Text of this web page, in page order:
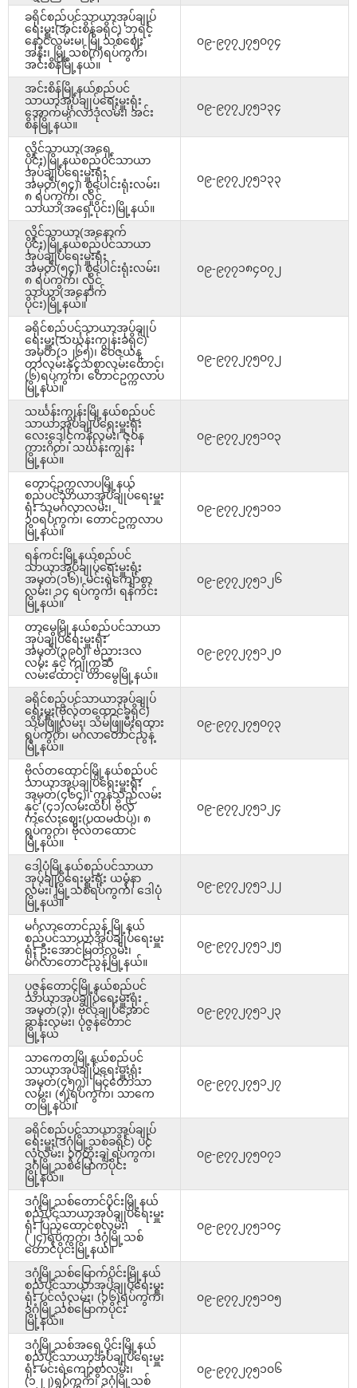
ခရိုင်စည်ပင်သာယာအုပ်ချုပ်
ရေးမှူး(အင်းစိန်ခရိုင်) ဘုရင့်
နောင်လမ်းမ၊ မြို့သစ်ဈေး
အနီး၊ မြို့သစ်(ဂ)ရပ်ကွက်၊
အင်းစိန်မြို့နယ်။
၀၉-၉၇၇၂၇၅၀၇၄
အင်းစိန်မြို့နယ်စည်ပင်
သာယာအုပ်ချုပ်ရေးမှူးရုံး
အောက်မင်္ဂလာဒုံလမ်း၊ အင်း
စိန်မြို့နယ်။
၀၉-၉၇၇၂၇၅၁၃၄
လှိုင်သာယာ(အရှေ့
ပိုင်း)မြို့နယ်စည်ပင်သာယာ
အုပ်ချုပ်ရေးမှူးရုံး
အမှတ်(၅၄)၊ စုပေါင်းရုံးလမ်း၊
၈ ရပ်ကွက်၊ လှိုင်
သာယာ(အရှေ့ပိုင်း)မြို့နယ်။
၀၉-၉၇၇၂၇၅၁၃၃
လှိုင်သာယာ(အနောက်
ပိုင်း)မြို့နယ်စည်ပင်သာယာ
အုပ်ချုပ်ရေးမှူးရုံး
အမှတ်(၅၄)၊ စုပေါင်းရုံးလမ်း၊
၈ ရပ်ကွက်၊ လှိုင်
သာယာ(အနောက်
ပိုင်း)မြို့နယ်။
၀၉-၉၇၇၁၈၄၀၇၂
ခရိုင်စည်ပင်သာယာအုပ်ချုပ်
ရေးမှူး(သင်္ဃန်းကျွန်းခရိုင်)
အမှတ်(၁၂၆၅)၊ ဝေဇယန္
တာလမ်းနှင့်သစ္စာလမ်းထောင့်၊
(၆)ရပ်ကွက်၊ တောင်ဥက္ကလာပ
မြို့နယ်။
၀၉-၉၇၇၂၇၅၀၇၂
သင်္ဃန်းကျွန်းမြို့နယ်စည်ပင်
သာယာအုပ်ချုပ်ရေးမှူးရုံး
လေးဒေါင့်ကန်လမ်း၊ ဇဝန
ကားဂိတ်၊ သင်္ဃန်းကျွန်း
မြို့နယ်။
၀၉-၉၇၇၂၇၅၁၀၃
တောင်ဥက္ကလာပမြို့နယ်
စည်ပင်သာယာအုပ်ချုပ်ရေးမှူး
ရုံး သုမင်္ဂလာလမ်း၊
၁၀ရပ်ကွက်၊ တောင်ဥက္ကလာပ
မြို့နယ်။
၀၉-၉၇၇၂၇၅၁၀၁
ရန်ကင်းမြို့နယ်စည်ပင်
သာယာအုပ်ချုပ်ရေးမှူးရုံး
အမှတ်(၁၆)၊ မင်းရဲကျော်စွာ
လမ်း၊ ၁၄ ရပ်ကွက်၊ ရန်ကင်း
မြို့နယ်။
၀၉-၉၇၇၂၇၅၁၂၆
တာမွေမြို့နယ်စည်ပင်သာယာ
အုပ်ချုပ်ရေးမှူးရုံး
အမှတ်(၃၉၀)၊ ဗညားဒလ
လမ်း နှင့် ကျိုက္ကဆံ
လမ်းထောင့်၊ တာမွေမြို့နယ်။
၀၉-၉၇၇၂၇၅၁၂၀
ခရိုင်စည်ပင်သာယာအုပ်ချုပ်
ရေးမှူး(ဗိုလ်တထောင်ခရိုင်)
သိမ်ဖြူလမ်း၊ သိမ်ဖြူမီးရထား
ရပ်ကွက်၊ မင်္ဂလာတောင်ညွန့်
မြို့နယ်။
၀၉-၉၇၇၂၇၅၀၇၃
ဗိုလ်တထောင်မြို့နယ်စည်ပင်
သာယာအုပ်ချုပ်ရေးမှူးရုံး
အမှတ်(၄၆၄)၊ ကုန်သည်လမ်း
နှင့် (၄၁)လမ်းထိပ်၊ ဗိုလ်
ကလေးဈေး(ပထမထပ်)၊ ၈
ရပ်ကွက်၊ ဗိုလ်တထောင်
မြို့နယ်။
၀၉-၉၇၇၂၇၅၁၂၄
ဒေါပုံမြို့နယ်စည်ပင်သာယာ
အုပ်ချုပ်ရေးမှူးရုံး ယမုံနာ
လမ်း၊ မြို့သစ်ရပ်ကွက်၊ ဒေါပုံ
မြို့နယ်။
၀၉-၉၇၇၂၇၅၁၂၂
မင်္ဂလာတောင်ညွန့် မြို့နယ်
စည်ပင်သာယာအုပ်ချုပ်ရေးမှူး
ရုံး ဦးအောင်မြတ်လမ်း၊
မင်္ဂလာတောင်ညွန့်မြို့နယ်။
၀၉-၉၇၇၂၇၅၁၂၅
ပုဇွန်တောင်မြို့နယ်စည်ပင်
သာယာအုပ်ချုပ်ရေးမှူးရုံး
အမှတ်(၁)၊ ဗိုလ်ချုပ်အောင်
ဆန်းလမ်း၊ ပုဇွန်တောင်
မြို့နယ်
၀၉-၉၇၇၂၇၅၁၂၃
သာကေတမြို့နယ်စည်ပင်
သာယာအုပ်ချုပ်ရေးမှူးရုံး
အမှတ်(၄၅၇)၊ မြင်တော်သာ
လမ်း၊ (၅)ရပ်ကွက်၊ သာကေ
တမြို့နယ်။
၀၉-၉၇၇၂၇၅၁၂၇
ခရိုင်စည်ပင်သာယာအုပ်ချုပ်
ရေးမှူး(ဒဂုံမြို့သစ်ခရိုင်) ပင်
လုံလမ်း၊ ၃၇တိုးချဲ့ရပ်ကွက်၊
ဒဂုံမြို့သစ်မြောက်ပိုင်း
မြို့နယ်။
၀၉-၉၇၇၂၇၅၀၇၁
ဒဂုံမြို့သစ်တောင်ပိုင်းမြို့နယ်
စည်ပင်သာယာအုပ်ချုပ်ရေးမှူး
ရုံး ပြည်ထောင်စုလမ်း၊
(၂၄)ရပ်ကွက်၊ ဒဂုံမြို့သစ်
တောင်ပိုင်းမြို့နယ်။
၀၉-၉၇၇၂၇၅၁၀၄
ဒဂုံမြို့သစ်မြောက်ပိုင်းမြို့နယ်
စည်ပင်သာယာအုပ်ချုပ်ရေးမှူး
ရုံး ပင်လုံလမ်း၊ (၁၆)ရပ်ကွက်၊
ဒဂုံမြို့သစ်မြောက်ပိုင်း
မြို့နယ်။
၀၉-၉၇၇၂၇၅၁၀၅
ဒဂုံမြို့သစ်အရှေ့ပိုင်းမြို့နယ်
စည်ပင်သာယာအုပ်ချုပ်ရေးမှူး
ရုံး မင်းရဲကျော်စွာလမ်း၊
(၁၂၂)ရပ်ကွက်၊ ဒဂုံမြို့သစ်
၀၉-၉၇၇၂၇၅၁၀၆